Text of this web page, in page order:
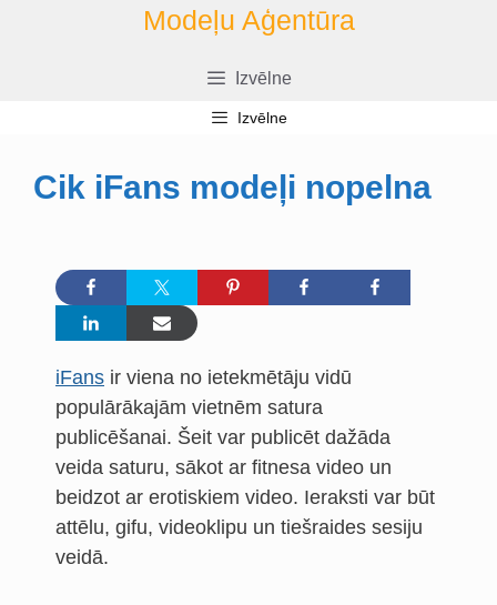
Modeļu Aģentūra
Izvēlne
Izvēlne
Cik iFans modeļi nopelna
iFans ir viena no ietekmētāju vidū
populārākajām vietnēm satura
publicēšanai. Šeit var publicēt dažāda
veida saturu, sākot ar fitnesa video un
beidzot ar erotiskiem video. Ieraksti var būt
attēlu, gifu, videoklipu un tiešraides sesiju
veidā.